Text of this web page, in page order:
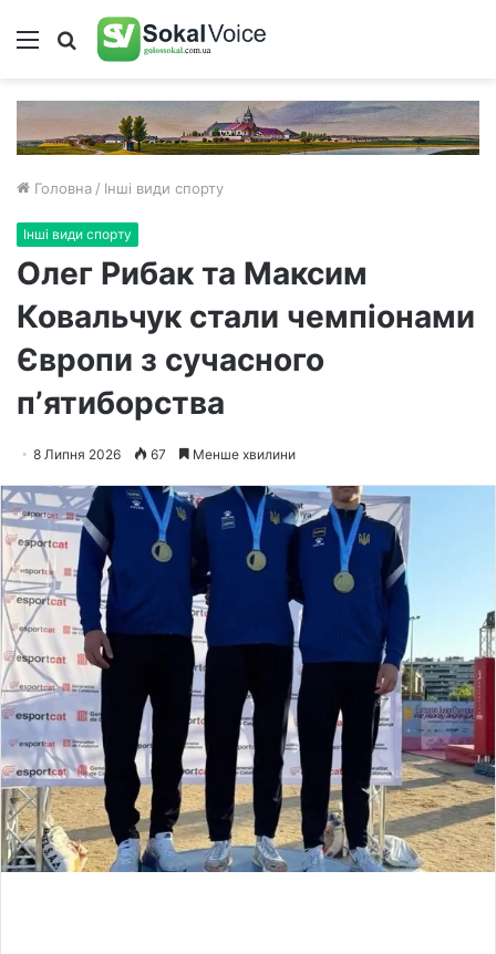
Меню Пошук
Головна / Інші види спорту
Інші види спорту
Олег Рибак та Максим
Ковальчук стали чемпіонами
Європи з сучасного
пʼятиборства
8 Липня 2026 67 Менше хвилини